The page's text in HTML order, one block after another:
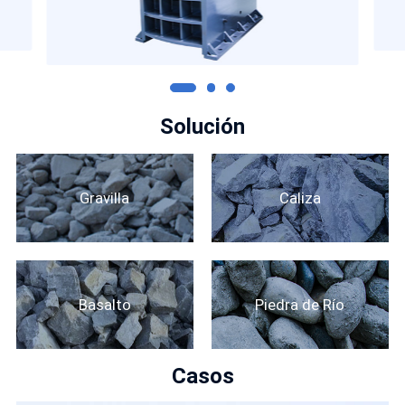
triturar piedras como minerales metálicos y
sin metálicos.
Solución
Gravilla Caliza
Basalto Piedra de Río
Casos